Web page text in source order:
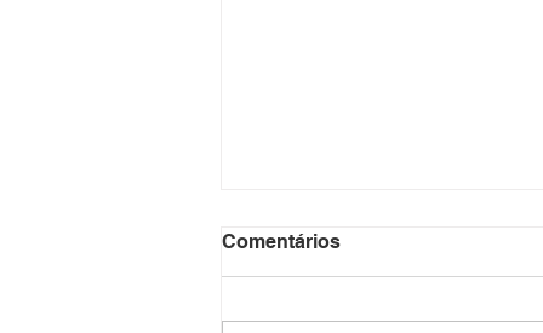
Comentários